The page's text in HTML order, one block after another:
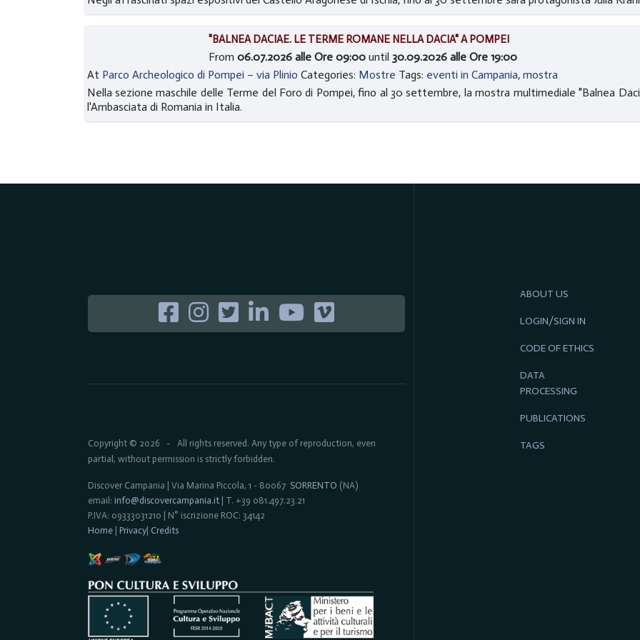
"BALNEA DACIAE. LE TERME ROMANE NELLA DACIA" A POMPEI
From 06.07.2026 alle Ore 09:00 until 30.09.2026 alle Ore 19:00
At Parco Archeologico di Pompei – via Plinio Categories: Mostre Tags: eventi in Campania, mostra
Nella sezione maschile delle Terme del Foro di Pompei, fino al 30 settembre, la mostra multimediale "Balnea
l'Ambasciata di Romania in Italia.
Copyright © 2026 - All rights reserved. Any type of reproduction, even
partial, without permission is strictly forbidden.
Discover Campania | Via Marina Piccola, 1 - 80067 SORRENTO (NA)
email: info@discovercampania.it | T. +39 081.497.23.21
P.IVA: 09333031210 | N° iscrizione ROC: 34142
Home
Privacy| Credits
ABOUT US
LOGIN/SIGN IN
CODE OF ETHICS
DATA
PROCESSING
PUBLICATIONS
TAGS